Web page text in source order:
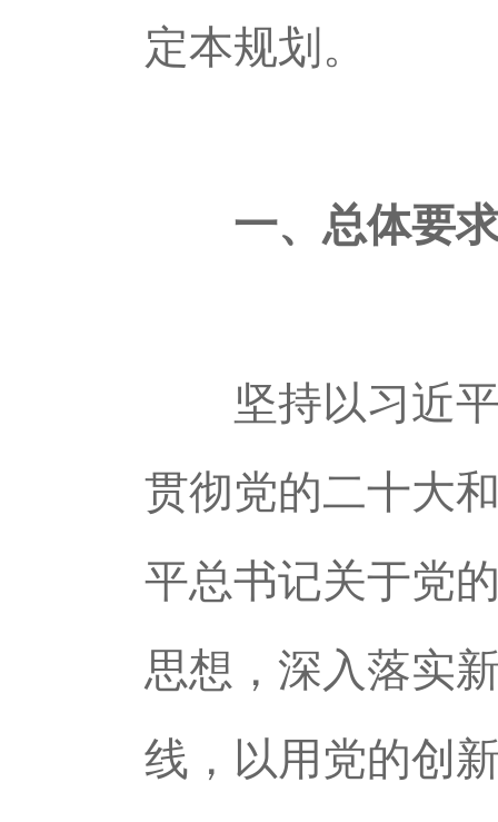
定本规划。
一、总体要
坚持以习近平
贯彻党的二十大
平总书记关于党
思想，深入落实
线，以用党的创